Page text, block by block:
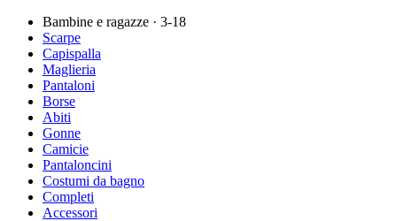
Bambine e ragazze · 3-18
Scarpe
Capispalla
Maglieria
Pantaloni
Borse
Abiti
Gonne
Camicie
Pantaloncini
Costumi da bagno
Completi
Accessori